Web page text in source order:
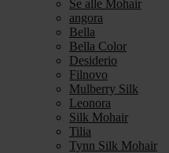
Se alle Mohair
angora
Bella
Bella Color
Desiderio
Filnovo
Mulberry Silk
Leonora
Silk Mohair
Tilia
Tynn Silk Mohair